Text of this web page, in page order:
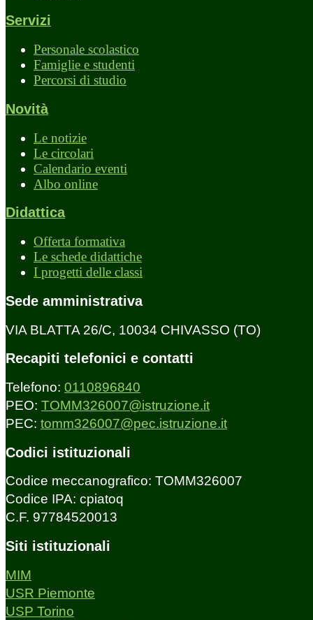
Servizi
Personale scolastico
Famiglie e studenti
Percorsi di studio
Novità
Le notizie
Le circolari
Calendario eventi
Albo online
Didattica
Offerta formativa
Le schede didattiche
I progetti delle classi
Sede amministrativa
VIA BLATTA 26/C, 10034 CHIVASSO (TO)
Recapiti telefonici e contatti
Telefono: 0110896840
PEO: TOMM326007@istruzione.it
PEC: tomm326007@pec.istruzione.it
Codici istituzionali
Codice meccanografico: TOMM326007
Codice IPA: cpiatoq
C.F. 97784520013
Siti istituzionali
MIM
USR Piemonte
USP Torino